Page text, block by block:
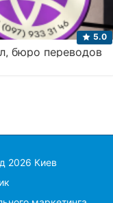
5.0
бюро переводов
2026 Киев